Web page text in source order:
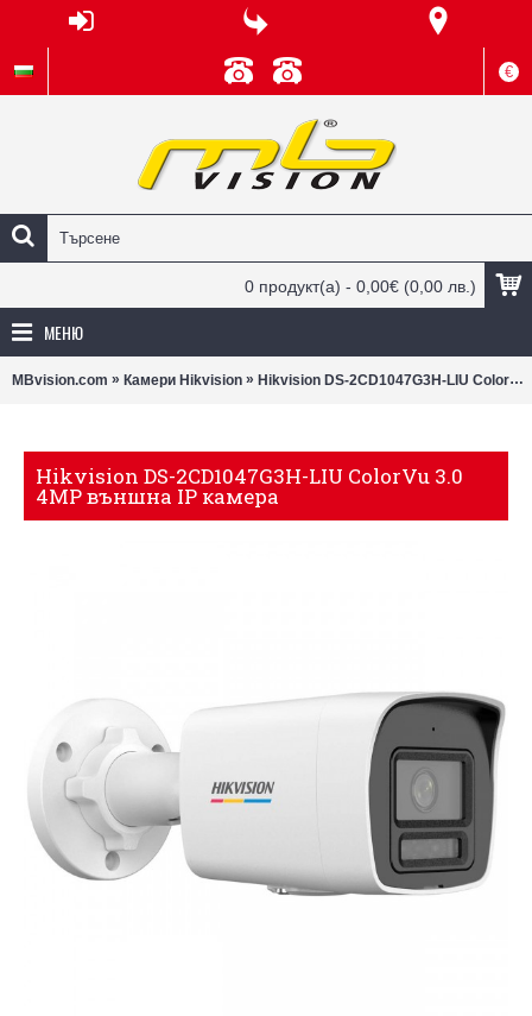
€
0 продукт(а) - 0,00€ (0,00 лв.)
МЕНЮ
MBvision.com » Камери Hikvision » Hikvision DS-2CD1047G3H-LIU ColorVu 3.0 4MP външна IP камера
Hikvision DS-2CD1047G3H-LIU ColorVu 3.0
4MP външна IP камера